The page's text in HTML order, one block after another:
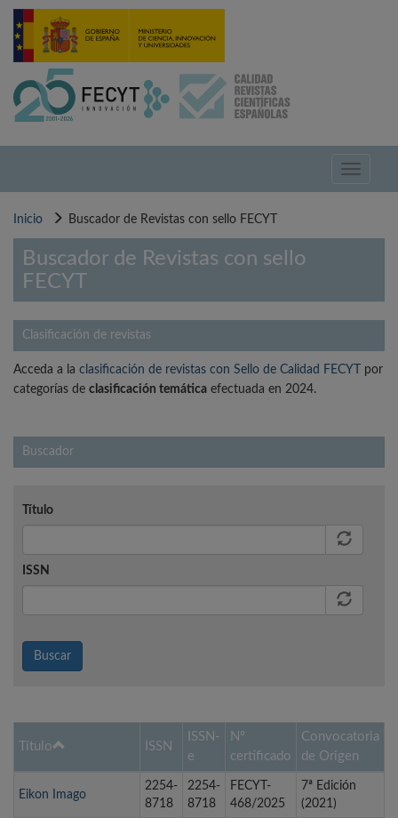
Pasar
contenido
Toggle
Inicio Buscador de Revistas con sello FECYT
Buscador de Revistas con sello
FECYT
Clasificación de revistas
Acceda a la clasificación de revistas con Sello de Calidad FECYT
por
categorías de clasificación temática efectuada en 2024.
Buscador
Título
ISSN
Buscar
Título ISSN
ISSN-
e
Nº
certificado
Convocatoria
de Origen
Eikon Imago
2254-
8718
2254-
8718
FECYT-
468/2025
7ª Edición
(2021)